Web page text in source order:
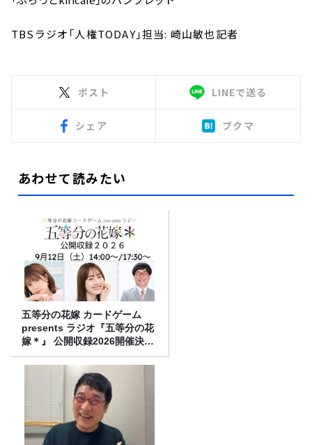
TBSラジオ「人権TODAY」担当: 崎山敏也記者
ポスト LINEで送る
シェア ブクマ
あわせて読みたい
五等分の花嫁 カードゲーム
presents ラジオ『五等分の花
嫁＊』 公開収録2026開催決
定！